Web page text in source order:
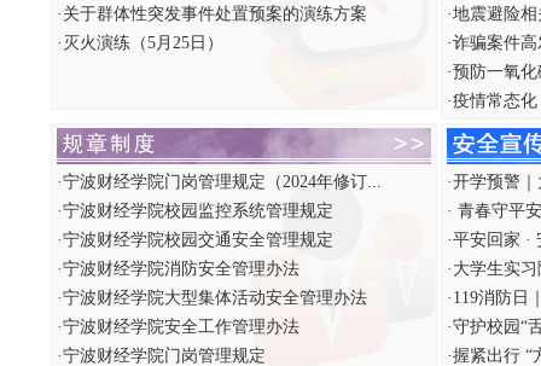
· 关于群体性突发事件处置预案的演练方案
· 灭火演练（5月25日）
·地震避险相
·诈骗案件
·预防一氧化
·疫情常态
·宁波财经学院门岗管理规定（2024年修订...
·宁波财经学院校园监控系统管理规定
·宁波财经学院校园交通安全管理规定
·宁波财经学院消防安全管理办法
·宁波财经学院大型集体活动安全管理办法
·宁波财经学院安全工作管理办法
·宁波财经学院门岗管理规定
·开学预警
· 青春守平
·平安回家 ·
· 大学生实
· 119消防日
·守护校园“
·握紧出行 “